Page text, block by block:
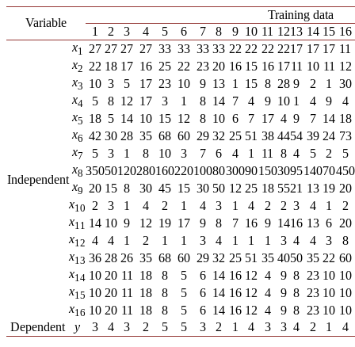
Variable
Training data
1
2 3 4 5 6 7 8 9 10 11 1213 14 15 16
Independent
x1 27 27 27 27 33 33 33 33 22 22 22 2217 17 17 11
x2 22 18 17 16 25 22 23 20 16 15 16 1711 10 11 12
x3 10 3 5 17 23 10 9 13 1 15 8 28 9 2 1
30
x4 5 8 12 17 3 1 8 14 7 4 9 10 1 4 9
4
x5 18 5 14 10 15 12 8 10 6 7 17 4 9 7 14 18
x6 42 30 28 35 68 60 29 32 25 51 38 4454 39 24 73
x7 5 3 1 8 10 3 7 6 4 1 11 8 4 5 2
5
x8 350501202801602201008030090150309514070450
x9 20 15 8 30 45 15 30 50 12 25 18 5521 13 19 20
x10 2 3 1 4 2 1 4 3 1 4 2 2 3 4 1
2
x11 14 10 9 12 19 17 9 8 7 16 9 1416 13 6 20
x12 4 4 1 2 1 1 3 4 1 1 1 3 4 4 3
8
x13 36 28 26 35 68 60 29 32 25 51 35 4050 35 22 60
x14 10 20 11 18 8 5 6 14 16 12 4 9 8 23 10 10
x15 10 20 11 18 8 5 6 14 16 12 4 9 8 23 10 10
x16 10 20 11 18 8 5 6 14 16 12 4 9 8 23 10 10
Dependent
y 3 4 3 2 5 5 3 2 1 4 3 3 4 2 1 4